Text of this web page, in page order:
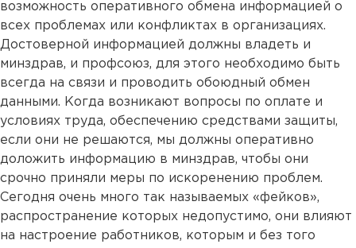
возможность оперативного обмена информацией о
всех проблемах или конфликтах в организациях.
Достоверной информацией должны владеть и
минздрав, и профсоюз, для этого необходимо быть
всегда на связи и проводить обоюдный обмен
данными. Когда возникают вопросы по оплате и
условиях труда, обеспечению средствами защиты,
если они не решаются, мы должны оперативно
доложить информацию в минздрав, чтобы они
срочно приняли меры по искоренению проблем.
Сегодня очень много так называемых «фейков»,
распространение которых недопустимо, они влияют
на настроение работников, которым и без того